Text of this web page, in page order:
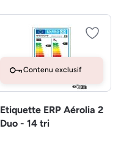
Contenu exclusif
Etiquette ERP Aérolia 2
Duo - 14 tri